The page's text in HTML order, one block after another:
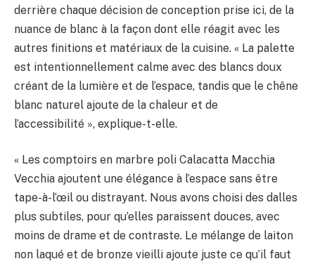
derrière chaque décision de conception prise ici, de la
nuance de blanc à la façon dont elle réagit avec les
autres finitions et matériaux de la cuisine. « La palette
est intentionnellement calme avec des blancs doux
créant de la lumière et de l’espace, tandis que le chêne
blanc naturel ajoute de la chaleur et de
l’accessibilité », explique-t-elle.
« Les comptoirs en marbre poli Calacatta Macchia
Vecchia ajoutent une élégance à l’espace sans être
tape-à-l’œil ou distrayant. Nous avons choisi des dalles
plus subtiles, pour qu’elles paraissent douces, avec
moins de drame et de contraste. Le mélange de laiton
non laqué et de bronze vieilli ajoute juste ce qu’il faut